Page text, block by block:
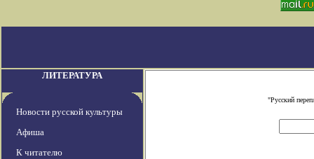
ЛИТЕРАТУРА
Новости русской культуры
Афиша
К читателю
"Русский